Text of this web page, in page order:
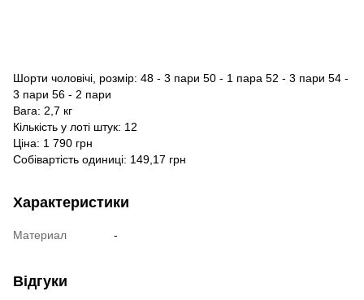
Шорти чоловічі, розмір: 48 - 3 пари 50 - 1 пара 52 - 3 пари 54 -
3 пари 56 - 2 пари
Вага: 2,7 кг
Кількість у лоті штук: 12
Ціна: 1 790 грн
Собівартість одиниці: 149,17 грн
Характеристики
Материал -
Відгуки